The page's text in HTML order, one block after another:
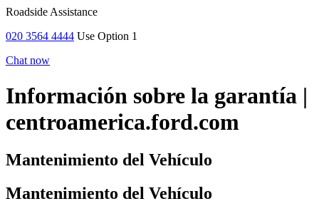
Roadside Assistance
020 3564 4444 Use Option 1
Chat now
Información sobre la garantía |
centroamerica.ford.com
Mantenimiento del Vehículo
Mantenimiento del Vehículo